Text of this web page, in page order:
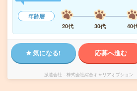
年齢層
20代
30代 40
気になる! 応募へ進む
派遣会社 株式会社綜合キャリアオプション